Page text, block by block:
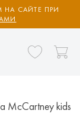
САЙТЕ ПРИ